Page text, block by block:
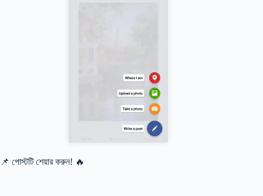
📌 পোস্টটি শেয়ার করুন! 🔥